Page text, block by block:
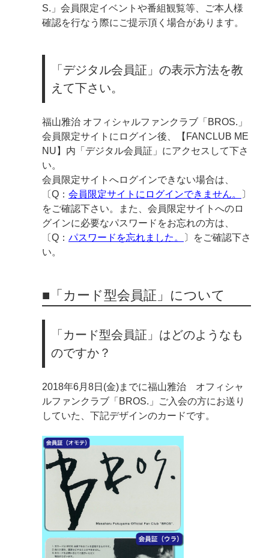
S.」会員限定イベントや番組観覧等、ご本人様
確認を行なう際にご提示頂く場合があります。
「デジタル会員証」の表示方法を教
えて下さい。
福山雅治 オフィシャルファンクラブ「BROS.」
会員限定サイトにログイン後、【FANCLUB ME
NU】内「デジタル会員証」にアクセスして下さ
い。
会員限定サイトへログインできない場合は、
〔Q： 会員限定サイトにログインできません。
〕
をご確認下さい。また、会員限定サイトへのロ
グインに必要なパスワードをお忘れの方は、
〔Q： パスワードを忘れました。
〕をご確認下さ
い。
■「カード型会員証」について
「カード型会員証」はどのようなも
のですか？
2018年6月8日(金)までに福山雅治 オフィシャ
ルファンクラブ「BROS.」ご入会の方にお送り
していた、下記デザインのカードです。